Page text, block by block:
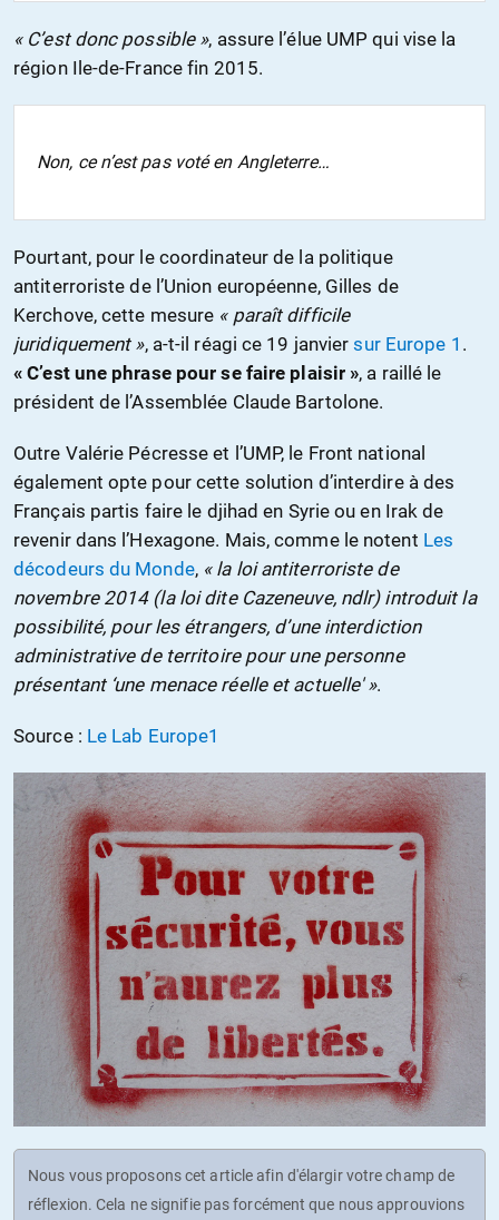
« C’est donc possible », assure l’élue UMP qui vise la
région Ile-de-France fin 2015.
Non, ce n’est pas voté en Angleterre…
Pourtant, pour le coordinateur de la politique
antiterroriste de l’Union européenne, Gilles de
Kerchove, cette mesure « paraît difficile
juridiquement », a-t-il réagi ce 19 janviersur Europe 1 .
« C’est une phrase pour se faire plaisir », a raillé le
président de l’Assemblée Claude Bartolone.
Outre Valérie Pécresse et l’UMP, le Front national
également opte pour cette solution d’interdire à des
Français partis faire le djihad en Syrie ou en Irak de
revenir dans l’Hexagone. Mais, comme le notent Les
décodeurs du Monde, « la loi antiterroriste de
novembre 2014 (la loi dite Cazeneuve, ndlr) introduit la
possibilité, pour les étrangers, d’une interdiction
administrative de territoire pour une personne
présentant ‘une menace réelle et actuelle' ».
Source : Le Lab Europe1
Nous vous proposons cet article afin d'élargir votre champ de
réflexion. Cela ne signifie pas forcément que nous approuvions